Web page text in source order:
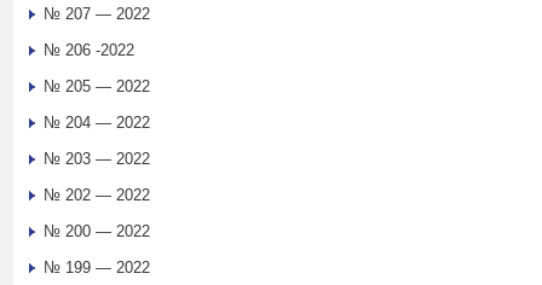
№ 207 — 2022
№ 206 -2022
№ 205 — 2022
№ 204 — 2022
№ 203 — 2022
№ 202 — 2022
№ 200 — 2022
№ 199 — 2022